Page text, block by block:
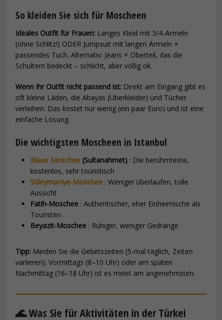
So kleiden Sie sich für Moscheen
Ideales Outfit für Frauen: Langes Kleid mit 3/4-Ärmeln
(ohne Schlitz!) ODER Jumpsuit mit langen Ärmeln +
passendes Tuch. Alternativ: Jeans + Oberteil, das die
Schultern bedeckt – schlicht, aber völlig ok.
Wenn Ihr Outfit nicht passend ist: Direkt am Eingang gibt es
oft kleine Läden, die Abayas (Überkleider) und Tücher
verleihen. Das kostet nur wenig (ein paar Euro) und ist eine
einfache Lösung.
Die wichtigsten Moscheen in Istanbul
Blaue Moschee (Sultanahmet) : Die berühmteste,
kostenlos, sehr touristisch
Süleymaniye-Moschee : Weniger überlaufen, tolle
Aussicht
Fatih-Moschee : Authentischer, eher Einheimische als
Touristen
Beyazit-Moschee : Ruhiger, weniger Gedränge
Tipp: Meiden Sie die Gebetszeiten (5-mal täglich, Zeiten
variieren). Vormittags (8–10 Uhr) oder am späten
Nachmittag (16–18 Uhr) ist es meist am angenehmsten.
🌊 Was Sie für Aktivitäten in der Türkei